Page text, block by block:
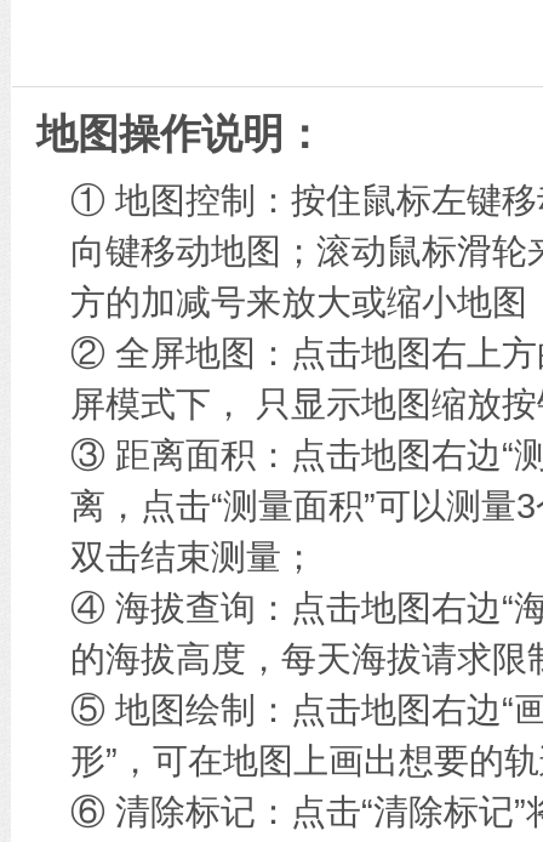
地图操作说明：
① 地图控制：按住鼠标左键
向键移动地图；滚动鼠标滑
方的加减号来放大或缩小地图
② 全屏地图：点击地图右上方
屏模式下， 只显示地图缩放
③ 距离面积：点击地图右边“
离，点击“测量面积”可以测量
双击结束测量；
④ 海拔查询：点击地图右边“
的海拔高度，每天海拔请求
⑤ 地图绘制：点击地图右边“画
形”，可在地图上画出想要的
⑥ 清除标记：点击“清除标记